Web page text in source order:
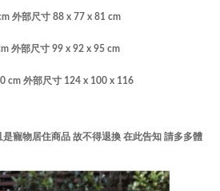
外部尺寸 88 x 77 x 81 cm
外部尺寸 99 x 92 x 95 cm
cm 外部尺寸 124 x 100 x 116
寵物居住商品 故不得退換 在此告知 請多多體